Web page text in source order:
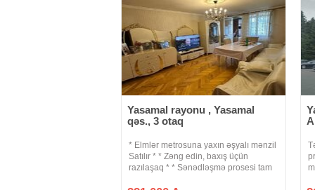
Yasamal rayonu , Yasamal
qəs., 3 otaq
* Elmlər metrosuna yaxın əşyalı mənzil
Satılır * * Zəng edin, baxış üçün
razılaşaq * * Sənədləşmə prosesi tam